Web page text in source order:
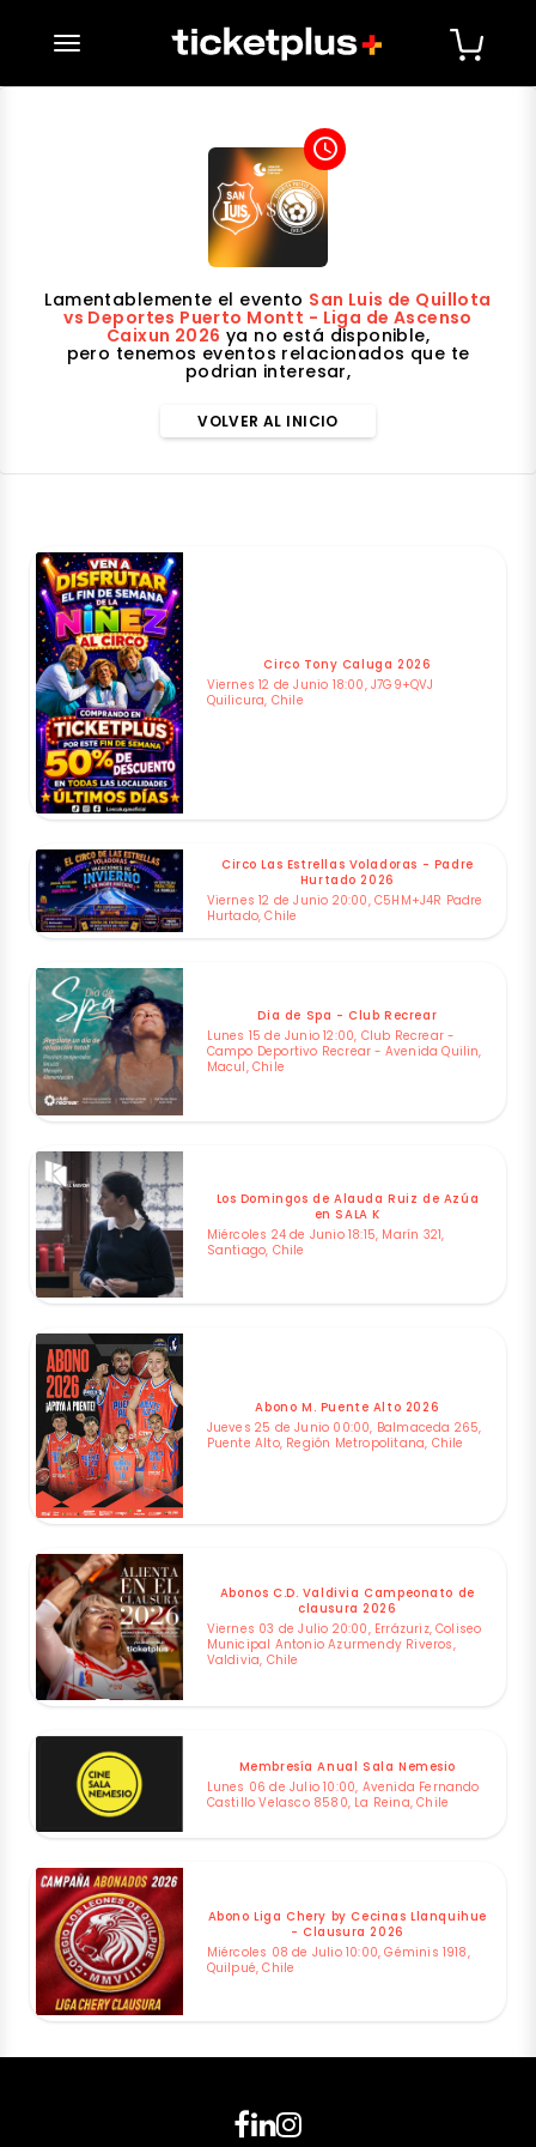
desplegar navegación
access_time
Lamentablemente el evento San Luis de Quillota
vs Deportes Puerto Montt - Liga de Ascenso
Caixun 2026 ya no está disponible,
pero tenemos eventos relacionados que te
podrian interesar,
VOLVER AL INICIO
Circo Tony Caluga 2026
Viernes 12 de Junio 18:00, J7G9+QVJ
Quilicura, Chile
Circo Las Estrellas Voladoras - Padre
Hurtado 2026
Viernes 12 de Junio 20:00, C5HM+J4R Padre
Hurtado, Chile
Dia de Spa - Club Recrear
Lunes 15 de Junio 12:00, Club Recrear -
Campo Deportivo Recrear - Avenida Quilin,
Macul, Chile
Los Domingos de Alauda Ruiz de Azúa
en SALA K
Miércoles 24 de Junio 18:15, Marín 321,
Santiago, Chile
Abono M. Puente Alto 2026
Jueves 25 de Junio 00:00, Balmaceda 265,
Puente Alto, Región Metropolitana, Chile
Abonos C.D. Valdivia Campeonato de
clausura 2026
Viernes 03 de Julio 20:00, Errázuriz, Coliseo
Municipal Antonio Azurmendy Riveros,
Valdivia, Chile
Membresía Anual Sala Nemesio
Lunes 06 de Julio 10:00, Avenida Fernando
Castillo Velasco 8580, La Reina, Chile
Abono Liga Chery by Cecinas Llanquihue
- Clausura 2026
Miércoles 08 de Julio 10:00, Géminis 1918,
Quilpué, Chile